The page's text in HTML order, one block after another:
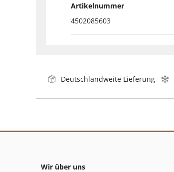
Artikelnummer
4502085603
Deutschlandweite Lieferung
Wir über uns